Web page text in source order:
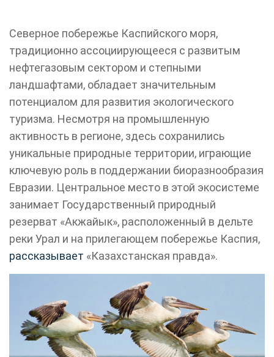
Северное побережье Каспийского моря,
традиционно ассоциирующееся с развитым
нефтегазовым сектором и степными
ландшафтами, обладает значительным
потенциалом для развития экологического
туризма. Несмотря на промышленную
активность в регионе, здесь сохранились
уникальные природные территории, играющие
ключевую роль в поддержании биоразнообразия
Евразии. Центральное место в этой экосистеме
занимает Государственный природный
резерват «Акжайык», расположенный в дельте
реки Урал и на прилегающем побережье Каспия,
рассказывает «Казахстанская правда».